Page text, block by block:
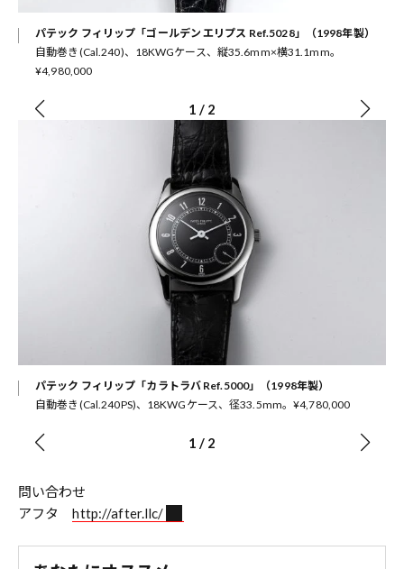
パテック フィリップ「ゴールデン エリプス Ref.5028」（1998年製）
自動巻き(Cal.240)、18KWGケース、縦35.6mm×横31.1mm。
¥4,980,000
1 / 2
パテック フィリップ「カラトラバ Ref.5000」（1998年製）
自動巻き(Cal.240PS)、18KWGケース、径33.5mm。¥4,780,000
1 / 2
問い合わせ
アフタhttp://after.llc/